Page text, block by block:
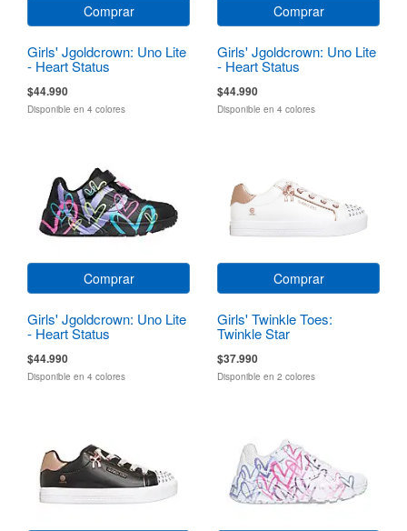
Comprar
Girls' Jgoldcrown: Uno Lite
- Heart Status
$44.990
Disponible en 4 colores
Comprar
Girls' Jgoldcrown: Uno Lite
- Heart Status
$44.990
Disponible en 4 colores
Comprar
Girls' Jgoldcrown: Uno Lite
- Heart Status
$44.990
Disponible en 4 colores
Comprar
Girls' Twinkle Toes:
Twinkle Star
$37.990
Disponible en 2 colores